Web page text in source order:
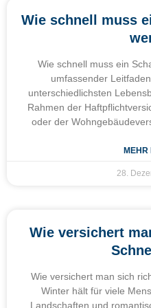
Wie schnell muss
Wie schnell muss ein
umfassender
unterschiedlichsten
Rahmen der
oder der
MEHR
28.
Wie versichert
Wie versichert man sich
Winter hält für viele
Landschaften und